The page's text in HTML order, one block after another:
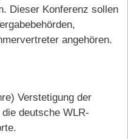
Dieser Konferenz sollen
angehören.
Verstetigung der
deutsche WLR-